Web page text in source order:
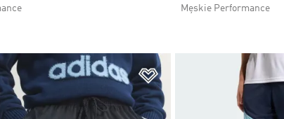
Męskie Performance
życzeń Dodaj do listy życzeń